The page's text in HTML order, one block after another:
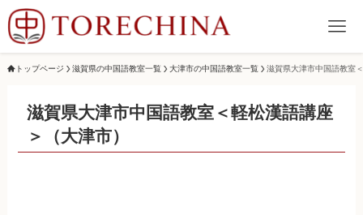
トップページ 滋賀県の中国語教室一覧 大津市の中国語教室一覧 滋賀県大津市中国語教室
滋賀県大津市中国語教室＜軽松漢語講座
＞（大津市）